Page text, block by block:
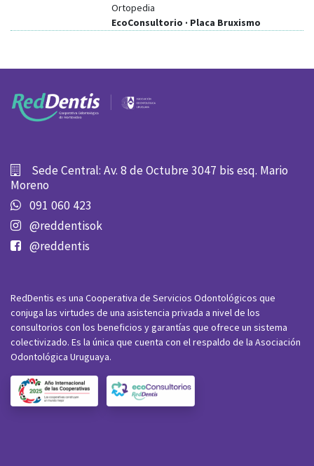
Ortopedia
EcoConsultorio · Placa Bruxismo
Sede Central: Av. 8 de Octubre 3047 bis esq. Mario
Moreno
091 060 423
@reddentisok
@reddentis
RedDentis es una Cooperativa de Servicios Odontológicos que
conjuga las virtudes de una asistencia privada a nivel de los
consultorios con los beneficios y garantías que ofrece un sistema
colectivizado. Es la única que cuenta con el respaldo de la Asociación
Odontológica Uruguaya.